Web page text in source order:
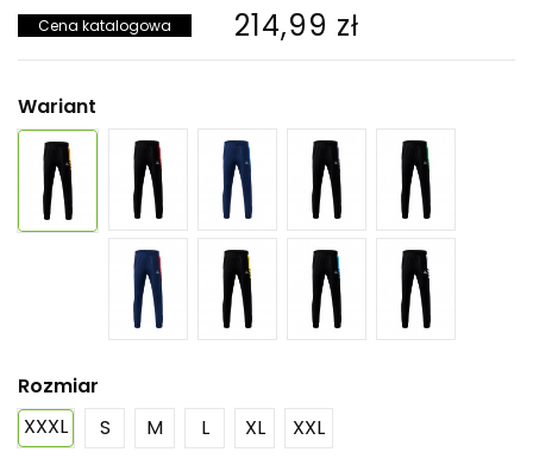
Cena katalogowa 214,99 zł
Wariant
Rozmiar
XXXL
S M L XL XXL